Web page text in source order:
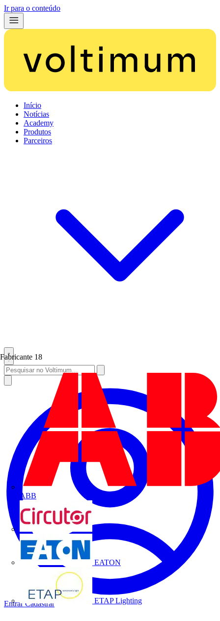
Ir para o conteúdo
Início
Notícias
Academy
Produtos
Parceiros
Fabricante 18
ABB
CIRCUTOR
EATON
ETAP Lighting
Entrar Cadastrar